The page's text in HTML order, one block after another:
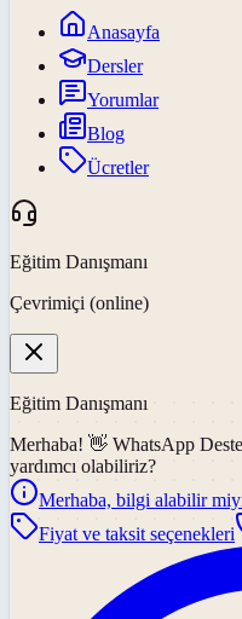
Anasayfa
Dersler
Yorumlar
Blog
Ücretler
Eğitim Danışmanı
Çevrimiçi (online)
Eğitim Danışmanı
Merhaba! 👋 WhatsApp
yardımcı olabiliriz?
Merhaba, bilgi alabilir
Fiyat ve taksit seçenekleri